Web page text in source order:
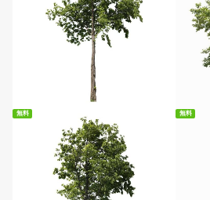
無料ダウンロード
無料 無料